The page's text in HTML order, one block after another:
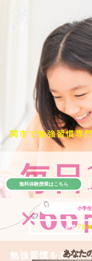
関市で勉強習慣専
毎日
×66
勉強習慣を身につ
小学
＼ 絶賛 7 日
無料体験授業はこちら
あなた